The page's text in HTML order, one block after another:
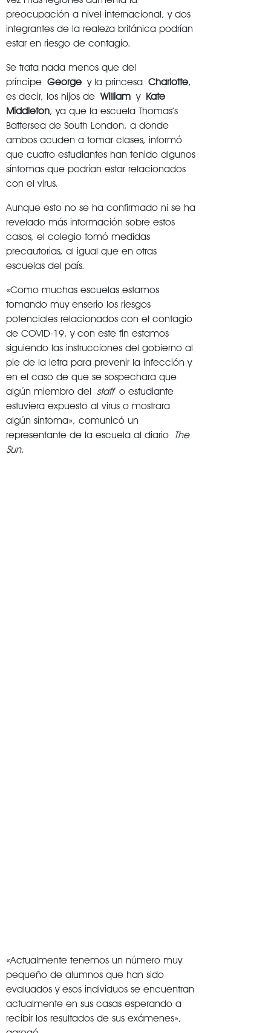
preocupación a nivel internacional, y dos
integrantes de la realeza británica podrían
estar en riesgo de contagio.
Se trata nada menos que del
príncipe George y la princesa Charlotte,
es decir, los hijos deWilliam y Kate
Middleton, ya que la escuela Thomas’s
Battersea de South London, a donde
ambos acuden a tomar clases, informó
que cuatro estudiantes han tenido algunos
síntomas que podrían estar relacionados
con el virus.
Aunque esto no se ha confirmado ni se ha
revelado más información sobre estos
casos, el colegio tomó medidas
precautorias, al igual que en otras
escuelas del país.
«Como muchas escuelas estamos
tomando muy enserio los riesgos
potenciales relacionados con el contagio
de COVID-19, y con este fin estamos
siguiendo las instrucciones del gobierno al
pie de la letra para prevenir la infección y
en el caso de que se sospechara que
algún miembro del staffo estudiante
estuviera expuesto al virus o mostrara
algún síntoma», comunicó un
representante de la escuela al diario The
Sun.
«Actualmente tenemos un número muy
pequeño de alumnos que han sido
evaluados y esos individuos se encuentran
actualmente en sus casas esperando a
recibir los resultados de sus exámenes»,